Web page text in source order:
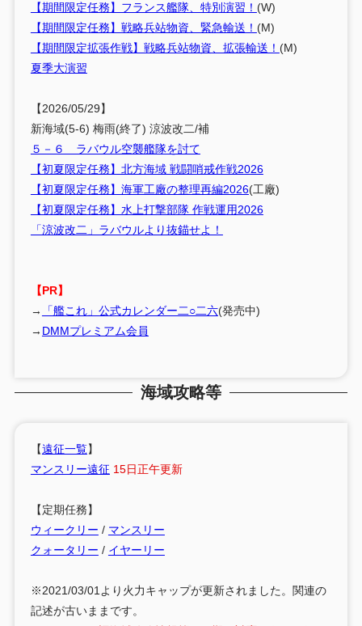
【期間限定任務】フランス艦隊、特別演習！ (W)
【期間限定任務】戦略兵站物資、緊急輸送！ (M)
【期間限定拡張作戦】戦略兵站物資、拡張輸送！ (M)
夏季大演習
【2026/05/29】
新海域(5-6) 梅雨(終了) 涼波改二/補
５－６ ラバウル空襲艦隊を討て
【初夏限定任務】北方海域 戦闘哨戒作戦2026
【初夏限定任務】海軍工廠の整理再編2026(工廠)
【初夏限定任務】水上打撃部隊 作戦運用2026
「涼波改二」ラバウルより抜錨せよ！
【PR】
→
「艦これ」公式カレンダー二○二六(発売中)
→ DMMプレミアム会員
海域攻略等
【遠征一覧】
マンスリー遠征 15日正午更新
【定期任務】
ウィークリー / マンスリー
クォータリー / イヤーリー
※2021/03/01より火力キャップが更新されました。関連の
記述が古いままです。